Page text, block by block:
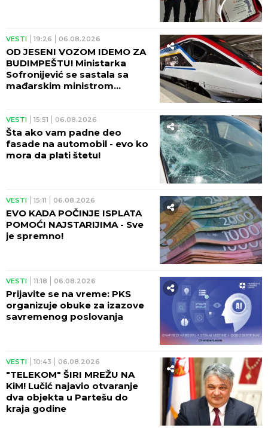
VESTI 19:26 06.08.2026
OD JESENI VOZOM IDEMO ZA
BUDIMPEŠTU! Ministarka
Sofronijević se sastala sa
mađarskim ministrom
VESTI 15:51 06.08.2026
Šta ako vam padne deo
fasade na automobil - evo ko
mora da plati štetu!
VESTI 15:11 06.08.2026
EVO KADA POČINJE ISPLATA
POMOĆI NAJSTARIJIMA - Sve
je spremno!
VESTI 11:18 06.08.2026
Prijavite se na vreme: PKS
organizuje obuke za izazove
savremenog poslovanja
VESTI 10:43 06.08.2026
"TELEKOM" ŠIRI MREŽU NA
KiM! Lučić najavio otvaranje
dva objekta u Partešu do
kraja godine